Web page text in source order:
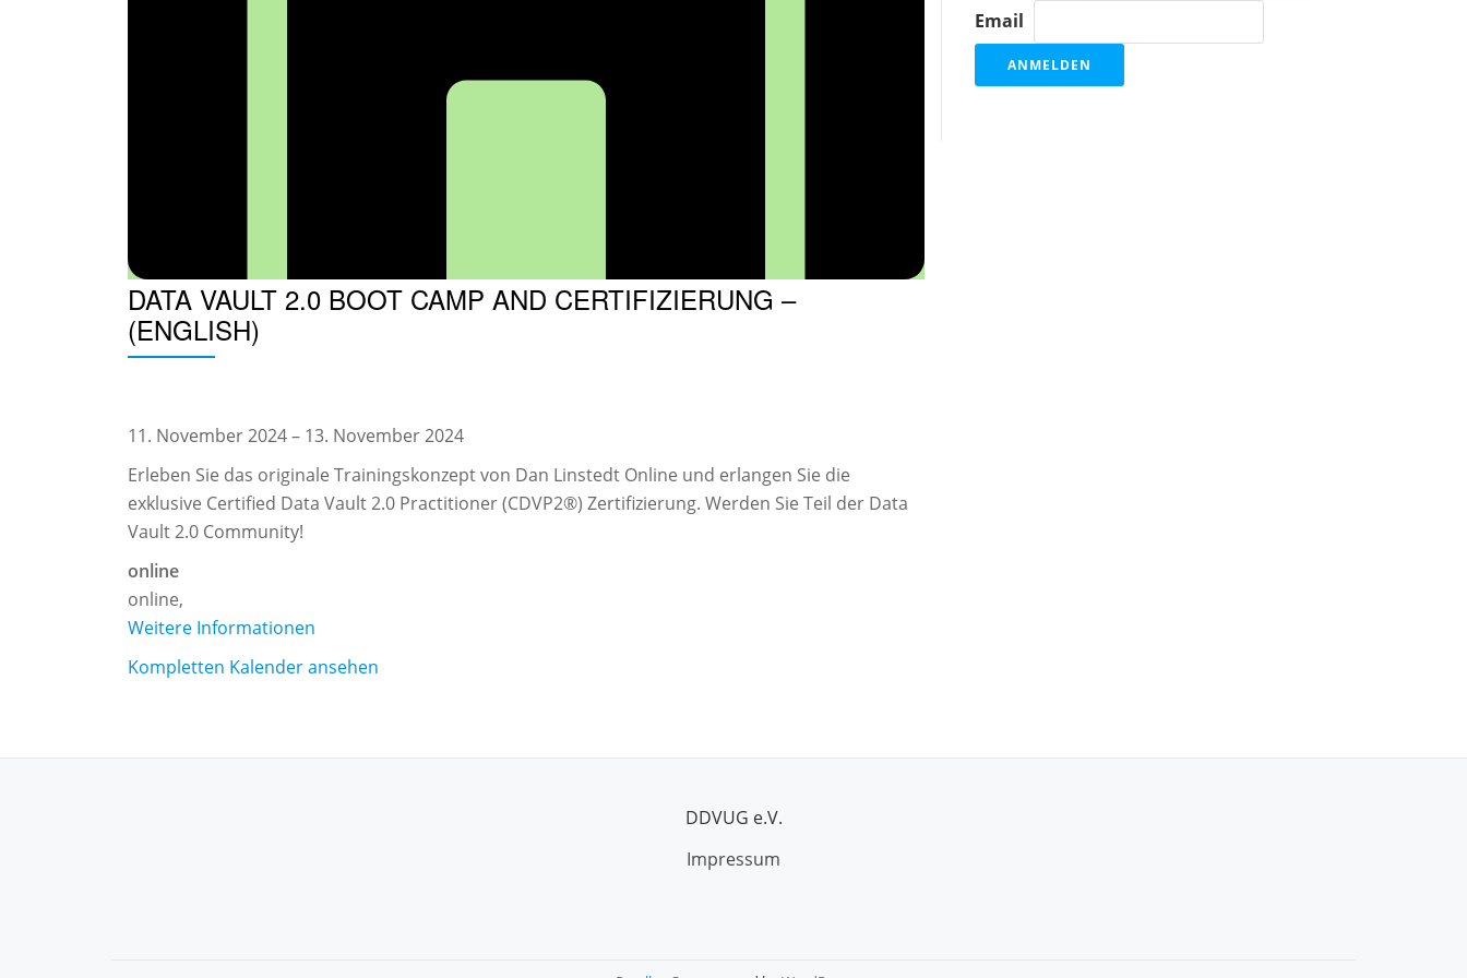
DATA VAULT 2.0 BOOT CAMP AND CERTIFIZIERUNG –
(ENGLISH)
Data
Vault
2.0
Boot
and
Certifizierung
–
(English)
11. November 2024– 13. November 2024
Erleben Sie das originale Trainingskonzept von Dan Linstedt Online und erlangen Sie die
exklusive Certified Data Vault 2.0 Practitioner (CDVP2®) Zertifizierung. Werden Sie Teil der Data
Vault 2.0 Community!
online
online,
Weitere Informationen
Kompletten Kalender ansehen
Email
DDVUG e.V.
Impressum